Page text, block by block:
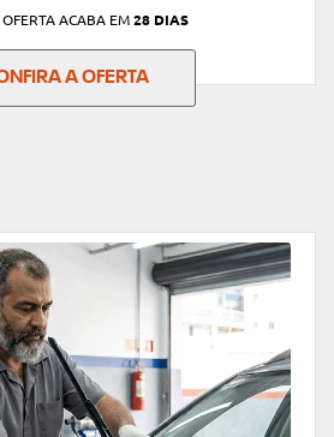
OFERTA ACABA EM28 DIAS
A OFERTA